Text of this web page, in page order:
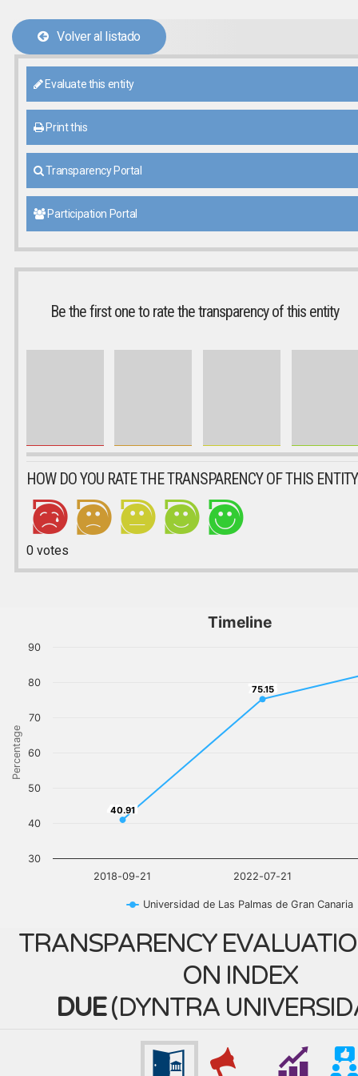
Volver al listado
Evaluate this entity
Print this
Transparency Portal
Participation Portal
Be the first one to rate the transparency of this entity
HOW DO YOU RATE THE TRANSPARENCY OF THIS
0votes
Percentage
Timeline
40.91
40.91
75.15
75.15
Universidad de Las Palmas de Gran Canaria
2018-09-21 2022-07-21
30
40
50
60
70
80
90
TRANSPARENCY
ON INDEX
DUE(DYNTRA